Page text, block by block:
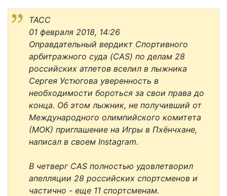
ТАСС
01 февраля 2018, 14:26
Оправдательный вердикт Спортивного
арбитражного суда (CAS) по делам 28
российских атлетов вселил в лыжника
Сергея Устюгова уверенность в
необходимости бороться за свои права до
конца. Об этом лыжник, не получивший от
Международного олимпийского комитета
(МОК) приглашение на Игры в Пхёнчхане,
написал в своем Instagram.
В четверг CAS полностью удовлетворил
апелляции 28 российских спортсменов и
частично - еще 11 спортсменам.